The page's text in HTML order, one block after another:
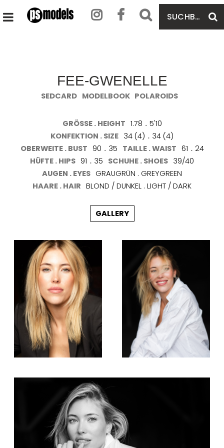
SUCHBEGRIFF
EINGEBEN
HAUPTMENÜ
FEE-GWENELLE
SEDCARD MODELBOOK POLAROIDS
GRÖSSE . HEIGHT 1.78 . 5'10
KONFEKTION . SIZE 34 (4) . 34 (4)
OBERWEITE . BUST 90 . 35 TAILLE . WAIST 61 . 24
HÜFTE . HIPS 91 . 35 SCHUHE . SHOES 39/40
AUGEN . EYES GRAUGRÜN . GREYGREEN
HAARE . HAIR BLOND / DUNKEL . LIGHT / DARK
GALLERY